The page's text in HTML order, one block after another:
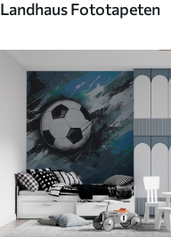
Landhaus Fototapeten